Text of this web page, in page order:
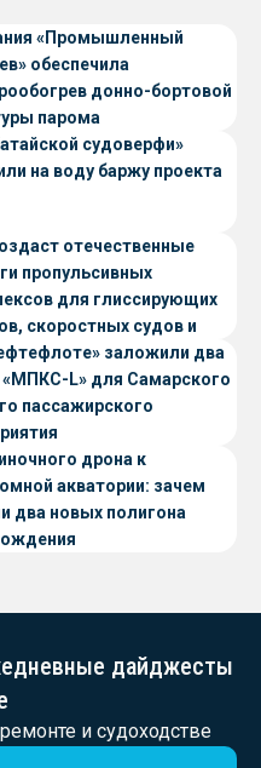
«Промышленный
обеспечила
донно-бортовой
парома
проекта CNF22
судоверфи»
на воду баржу проекта
отечественные
пропульсивных
для глиссирующих
скоростных судов и
с малой осадкойзаложили два
«МПКС-L» для Самарского
пассажирского
дрона к
акватории: зачем
два новых полигона
дайджесты
и судоходстве